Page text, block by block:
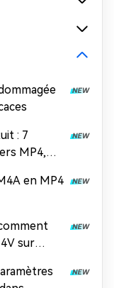
: 7
MP4,
en MP4
sur